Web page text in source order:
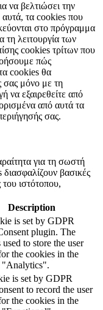
να βελτιώσει την
τα cookies που
στο πρόγραμμα
τη λειτουργία των
cookies τρίτων που
πώς
cookies θα
σας μόνο με τη
να εξαιρεθείτε από
από αυτά τα
σας.
για τη σωστή
βασικές
του ιστότοπου,
Description
is set by GDPR
plugin. The
to store the user
the cookies in the
"Analytics".
is set by GDPR
to record the user
the cookies in the